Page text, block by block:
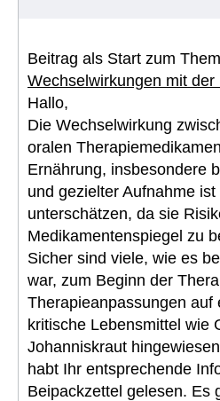
Beitrag als Start zum
Wechselwirkungen mit der
Hallo,
Die Wechselwirkung
oralen
Ernährung, insbesondere
und gezielter Aufnahme ist
unterschätzen, da sie
Medikamentenspiegel zu
Sicher sind viele, wie es
war, zum Beginn der
Therapieanpassungen auf
kritische Lebensmittel wie
Johanniskraut
habt Ihr entsprechende
Beipackzettel gelesen. Es